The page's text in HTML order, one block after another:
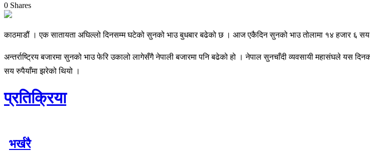
0 Shares
काठमाडौं । एक सातायता अघिल्लो दिनसम्म घटेको सुनको भाउ बुधबार बढेको छ । आज एकैदिन सुनको भाउ तोलामा १४ हजार ६ सय
अन्तर्राष्ट्रिय बजारमा सुनको भाउ फेरि उकालो लागेसँगै नेपाली बजारमा पनि बढेको हो । नेपाल सुनचाँदी व्यवसायी महासंघले
सय रुपैयाँमा झरेको थियो ।
प्रतिक्रिया
भर्खरै